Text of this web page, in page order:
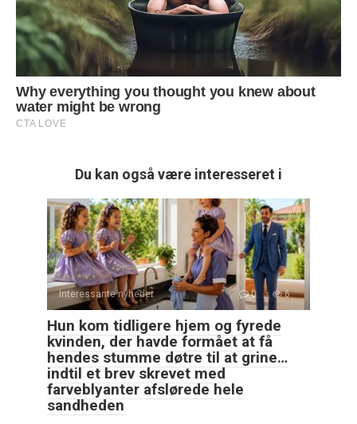
Du kan også være interesseret i
Interessante nyheder 0 6
Hun kom tidligere hjem og fyrede
kvinden, der havde formået at få
hendes stumme døtre til at grine…
indtil et brev skrevet med
farveblyanter afslørede hele
sandheden